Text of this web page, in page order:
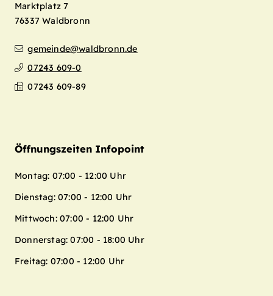
Marktplatz 7
76337 Waldbronn
gemeinde@waldbronn.de
07243 609-0
07243 609-89
Öffnungszeiten Infopoint
Montag: 07:00 - 12:00 Uhr
Dienstag: 07:00 - 12:00 Uhr
Mittwoch: 07:00 - 12:00 Uhr
Donnerstag: 07:00 - 18:00 Uhr
Freitag: 07:00 - 12:00 Uhr